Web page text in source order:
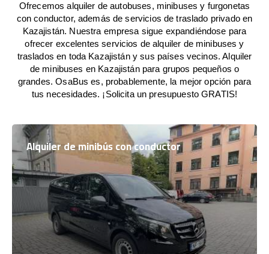
Ofrecemos alquiler de autobuses, minibuses y furgonetas
con conductor, además de servicios de traslado privado en
Kazajistán. Nuestra empresa sigue expandiéndose para
ofrecer excelentes servicios de alquiler de minibuses y
traslados en toda Kazajistán y sus países vecinos. Alquiler
de minibuses en Kazajistán para grupos pequeños o
grandes. OsaBus es, probablemente, la mejor opción para
tus necesidades. ¡Solicita un presupuesto GRATIS!
Alquiler de minibús con conductor